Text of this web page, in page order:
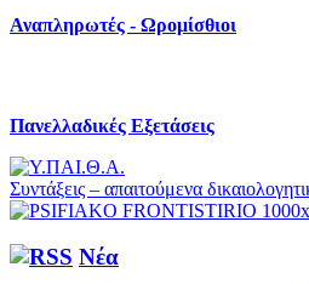
Αναπληρωτές - Ωρομίσθιοι
Πανελλαδικές Εξετάσεις
Συντάξεις – απαιτούμενα
Νέα